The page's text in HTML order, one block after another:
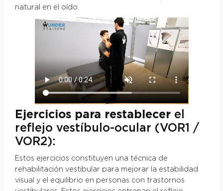
natural en el oído.
Ejercicios para restablecer el
reflejo vestíbulo-ocular (VOR1 /
VOR2):
Estos ejercicios constituyen una técnica de
rehabilitación vestibular para mejorar la estabilidad
visual y el equilibrio en personas con trastornos